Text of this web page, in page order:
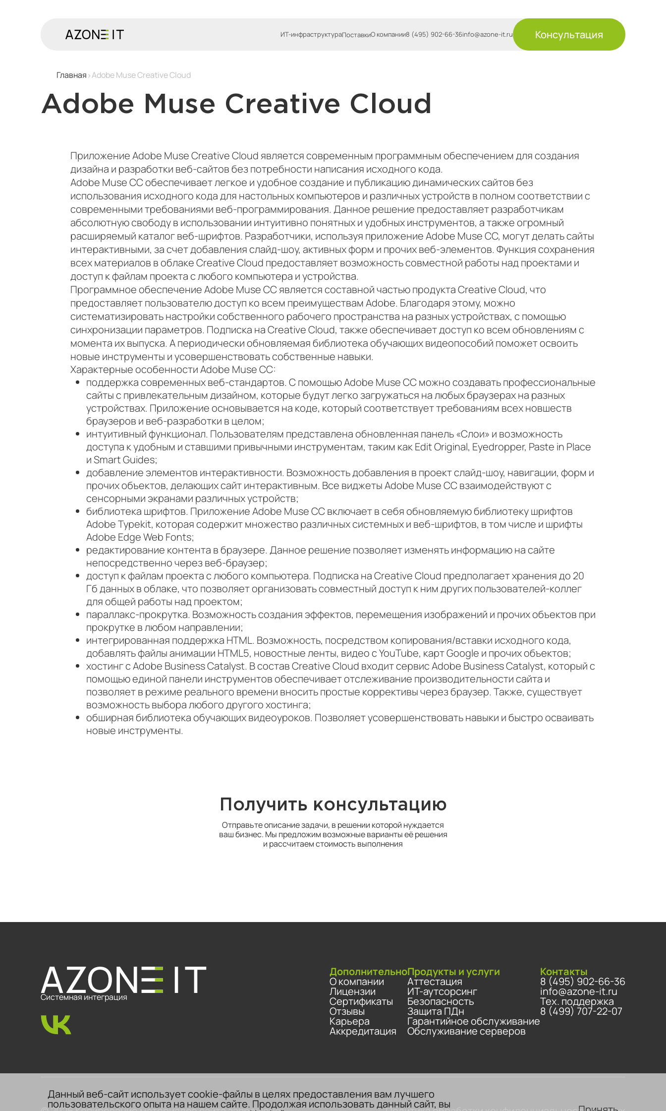
ИТ-инфраструктураПоставкиО компании8 (495) 902-66-36info@azone-it.ru Консультация
Главная Adobe Muse Creative Cloud
Adobe Muse Creative Cloud
Приложение Adobe Muse Creative Cloud является современным программным обеспечением для создания
дизайна и разработки веб-сайтов без потребности написания исходного кода.
Adobe Muse CC обеспечивает легкое и удобное создание и публикацию динамических сайтов без
использования исходного кода для настольных компьютеров и различных устройств в полном соответствии с
современными требованиями веб-программирования. Данное решение предоставляет разработчикам
абсолютную свободу в использовании интуитивно понятных и удобных инструментов, а также огромный
расширяемый каталог веб-шрифтов. Разработчики, используя приложение Adobe Muse CC, могут делать сайты
интерактивными, за счет добавления слайд-шоу, активных форм и прочих веб-элементов. Функция сохранения
всех материалов в облаке Creative Cloud предоставляет возможность совместной работы над проектами и
доступ к файлам проекта с любого компьютера и устройства.
Программное обеспечение Adobe Muse CC является составной частью продукта Creative Cloud, что
предоставляет пользователю доступ ко всем преимуществам Adobe. Благодаря этому, можно
систематизировать настройки собственного рабочего пространства на разных устройствах, с помощью
синхронизации параметров. Подписка на Creative Cloud, также обеспечивает доступ ко всем обновлениям с
момента их выпуска. А периодически обновляемая библиотека обучающих видеопособий поможет освоить
новые инструменты и усовершенствовать собственные навыки.
Характерные особенности Adobe Muse CC:
поддержка современных веб-стандартов. С помощью Adobe Muse CC можно создавать профессиональные
сайты с привлекательным дизайном, которые будут легко загружаться на любых браузерах на разных
устройствах. Приложение основывается на коде, который соответствует требованиям всех новшеств
браузеров и веб-разработки в целом;
интуитивный функционал. Пользователям представлена обновленная панель «Слои» и возможность
доступа к удобным и ставшими привычными инструментам, таким как Edit Original, Eyedropper, Paste in Place
и Smart Guides;
добавление элементов интерактивности. Возможность добавления в проект слайд-шоу, навигации, форм и
прочих объектов, делающих сайт интерактивным. Все виджеты Adobe Muse CC взаимодействуют с
сенсорными экранами различных устройств;
библиотека шрифтов. Приложение Adobe Muse CC включает в себя обновляемую библиотеку шрифтов
Adobe Typekit, которая содержит множество различных системных и веб-шрифтов, в том числе и шрифты
Adobe Edge Web Fonts;
редактирование контента в браузере. Данное решение позволяет изменять информацию на сайте
непосредственно через веб-браузер;
доступ к файлам проекта с любого компьютера. Подписка на Creative Cloud предполагает хранения до 20
Гб данных в облаке, что позволяет организовать совместный доступ к ним других пользователей-коллег
для общей работы над проектом;
параллакс-прокрутка. Возможность создания эффектов, перемещения изображений и прочих объектов при
прокрутке в любом направлении;
интегрированная поддержка HTML. Возможность, посредством копирования/вставки исходного кода,
добавлять файлы анимации HTML5, новостные ленты, видео с YouTube, карт Google и прочих объектов;
хостинг с Adobe Business Catalyst. В состав Creative Cloud входит сервис Adobe Business Catalyst, который с
помощью единой панели инструментов обеспечивает отслеживание производительности сайта и
позволяет в режиме реального времени вносить простые коррективы через браузер. Также, существует
возможность выбора любого другого хостинга;
обширная библиотека обучающих видеоуроков. Позволяет усовершенствовать навыки и быстро осваивать
новые инструменты.
Получить консультацию
Отправьте описание задачи, в решении которой нуждается
ваш бизнес. Мы предложим возможные варианты её решения
и рассчитаем стоимость выполнения
Системная интеграция
Дополнительно
О компании
Лицензии
Сертификаты
Отзывы
Карьера
Аккредитация
Продукты и услуги
Аттестация
ИТ-аутсорсинг
Безопасность
Защита ПДн
Гарантийное обслуживание
Обслуживание серверов
Контакты
8 (495) 902-66-36
info@azone-it.ru
Тех. поддержка
8 (499) 707-22-07
Данный веб-сайт использует cookie-файлы в целях предоставления вам лучшего
пользовательского опыта на нашем сайте. Продолжая использовать данный сайт, вы